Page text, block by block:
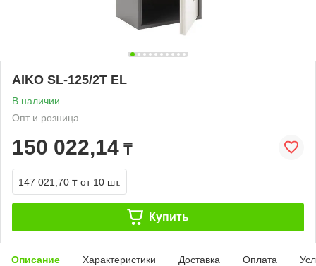
AIKO SL-125/2Т EL
В наличии
Опт и розница
150 022,14 ₸
147 021,70 ₸ от 10 шт.
Купить
Описание Характеристики Доставка Оплата